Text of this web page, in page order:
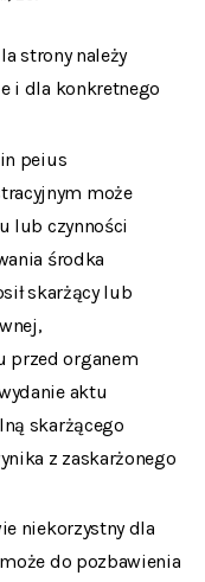
strony należy
i dla konkretnego
peius
może
lub czynności
środka
skarżący lub
przed organem
aktu
skarżącego
z zaskarżonego
niekorzystny dla
do pozbawienia